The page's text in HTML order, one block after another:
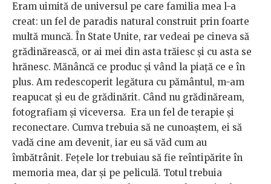
Eram uimită de universul pe care familia mea l-a
creat: un fel de paradis natural construit prin foarte
multă muncă. În State Unite, rar vedeai pe cineva să
grădinărească, or ai mei din asta trăiesc și cu asta se
hrănesc. Mănâncă ce produc și vând la piață ce e în
plus. Am redescoperit legătura cu pământul, m-am
reapucat și eu de grădinărit. Când nu grădinăream,
fotografiam și viceversa. Era un fel de terapie și
reconectare. Cumva trebuia să ne cunoaștem, ei să
vadă cine am devenit, iar eu să văd cum au
îmbătrânit. Fețele lor trebuiau să fie reîntipărite în
memoria mea, dar și pe peliculă. Totul trebuia